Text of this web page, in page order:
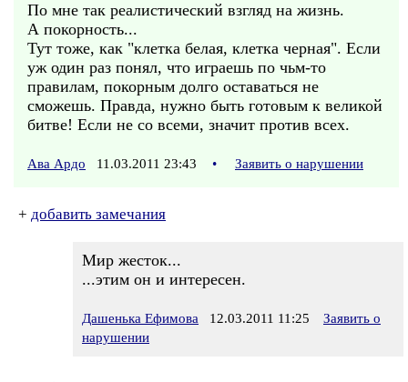
По мне так реалистический взгляд на жизнь.
А покорность...
Тут тоже, как "клетка белая, клетка черная". Если
уж один раз понял, что играешь по чьм-то
правилам, покорным долго оставаться не
сможешь. Правда, нужно быть готовым к великой
битве! Если не со всеми, значит против всех.
Ава Ардо 11.03.2011 23:43 • Заявить о нарушении
+ добавить замечания
Мир жесток...
...этим он и интересен.
Дашенька Ефимова 12.03.2011 11:25
Заявить о
нарушении